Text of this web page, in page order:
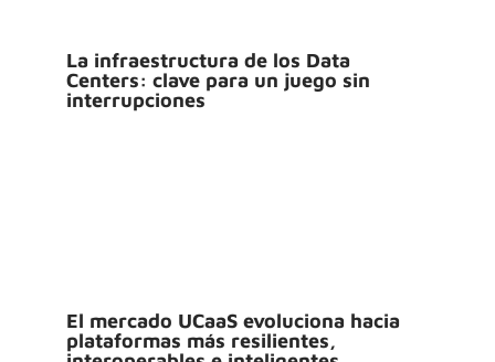
La infraestructura de los Data
Centers: clave para un juego sin
interrupciones
El mercado UCaaS evoluciona hacia
plataformas más resilientes,